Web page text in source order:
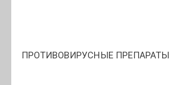
ПРОТИВОВИРУСНЫЕ ПРЕПАРАТЫ